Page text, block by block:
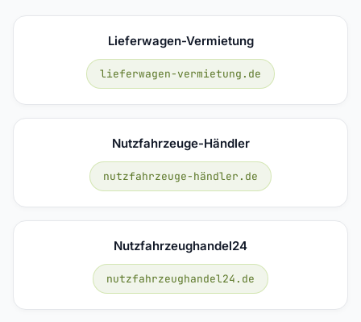
Lieferwagen-Vermietung
lieferwagen-vermietung.de
Nutzfahrzeuge-Händler
nutzfahrzeuge-händler.de
Nutzfahrzeughandel24
nutzfahrzeughandel24.de